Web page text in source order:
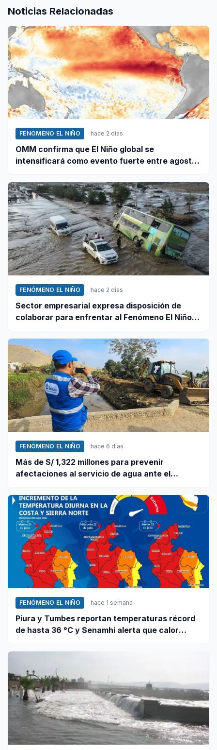
Noticias Relacionadas
FENÓMENO EL NIÑO hace 2 días
OMM confirma que El Niño global se
intensificará como evento fuerte entre agosto
FENÓMENO EL NIÑO hace 2 días
Sector empresarial expresa disposición de
colaborar para enfrentar al Fenómeno El Niño,
FENÓMENO EL NIÑO hace 6 días
Más de S/ 1,322 millones para prevenir
afectaciones al servicio de agua ante el
FENÓMENO EL NIÑO hace 1 semana
Piura y Tumbes reportan temperaturas récord
de hasta 36 °C y Senamhi alerta que calor